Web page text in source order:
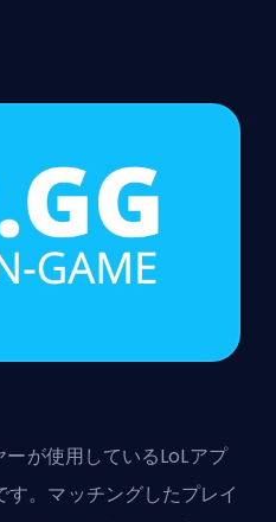
が使用しているLoLアプ
。マッチングしたプレイ